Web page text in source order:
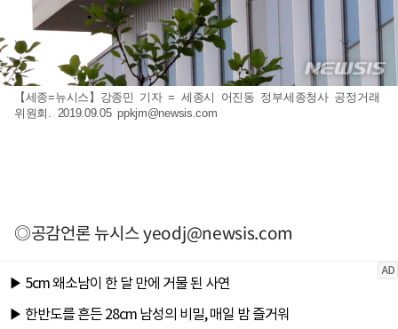
【세종=뉴시스】강종민 기자 = 세종시 어진동 정부세종청사 공정거래
위원회. 2019.09.05ppkjm@newsis.com
◎공감언론 뉴시스yeodj@newsis.com